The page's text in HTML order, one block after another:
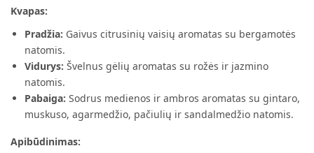
10,59 €.
Kvapas:
Pradžia: Gaivus citrusinių vaisių aromatas su bergamotės
natomis.
Vidurys: Švelnus gėlių aromatas su rožės ir jazmino
natomis.
Pabaiga: Sodrus medienos ir ambros aromatas su gintaro,
muskuso, agarmedžio, pačiulių ir sandalmedžio natomis.
Apibūdinimas: